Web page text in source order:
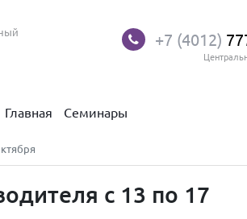
+7 (4012)
Главная Семинары
с 13 по 17